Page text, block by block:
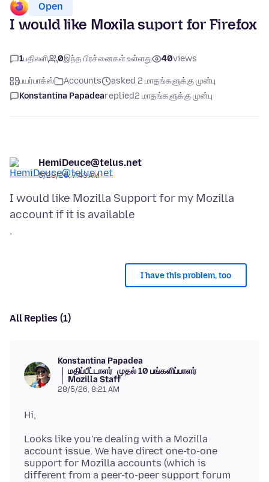
Open
I would like Moxila suport for Firefox
1பதிலளி 0இந்த பிரச்னைகள் உள்ளது 40views
பயர்பாக்ஸ் Accounts
asked 2 மாதங்களுக்கு முன்பு
Konstantina Papadeareplied2 மாதங்களுக்கு முன்பு
HemiDeuce@telus.net
5/28/26, 7:43 AM
I would like Mozilla Support for my Mozilla
account if it is available
I have this problem, too
All Replies (1)
Konstantina Papadea
மதிப்பீட்டாளர் முதல் 10 பங்களிப்பாளர்
Mozilla Staff
28/5/26, 8:21 AM
Looks like you're dealing with a Mozilla
account issue. We have direct one-to-one
support for Mozilla accounts (which is
different from a peer-to-peer support forum